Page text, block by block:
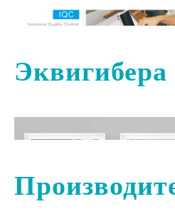
каждом процессе, и пусть
процесс, чтобы обеспечить
Эквигибера